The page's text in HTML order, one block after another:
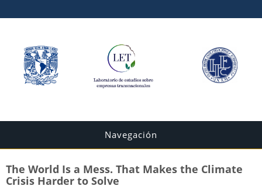
Navegación
The World Is a Mess. That Makes the Climate
Crisis Harder to Solve